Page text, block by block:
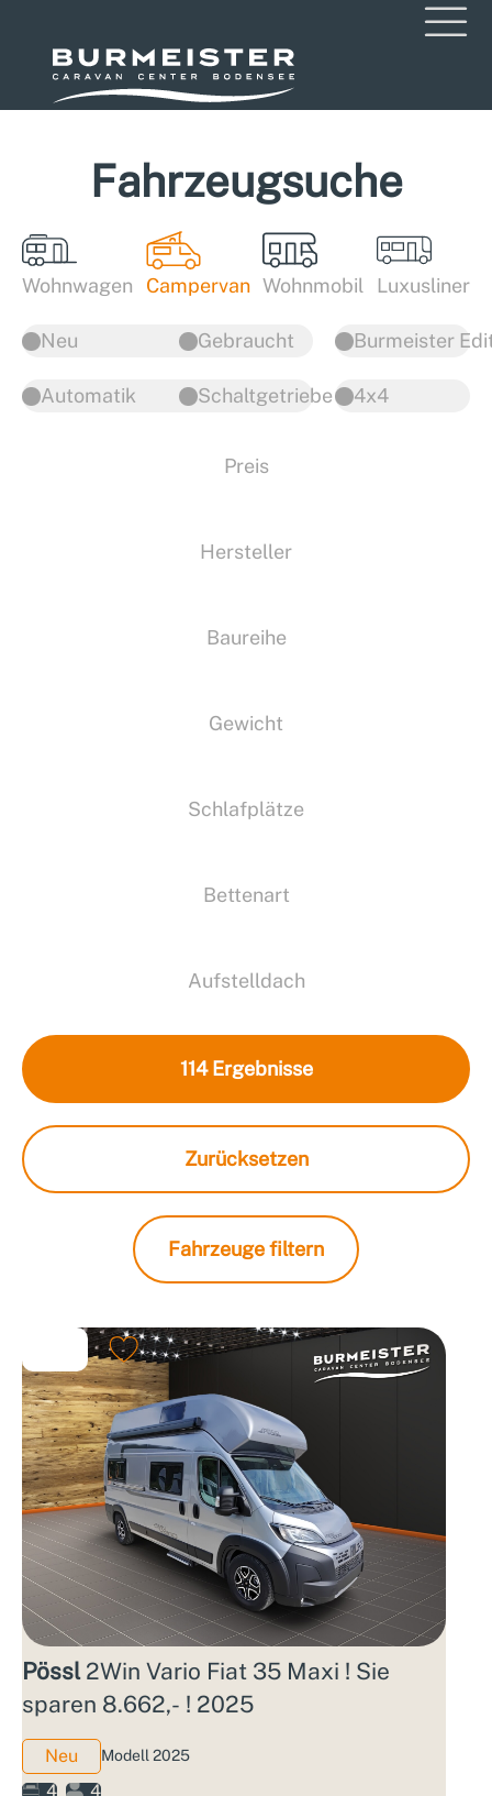
Fahrzeugsuche
Wohnwagen Campervan Wohnmobil Luxusliner
Neu Gebraucht
4x4
Automatik Schaltgetriebe
Burmeister
Preis
Hersteller
Baureihe
Gewicht
Schlafplätze
Bettenart
Aufstelldach
114 Ergebnisse
Zurücksetzen
Fahrzeuge filtern
Pössl2Win Vario Fiat 35 Maxi ! Sie
sparen 8.662,- ! 2025
Neu
4
4
Modell 2025